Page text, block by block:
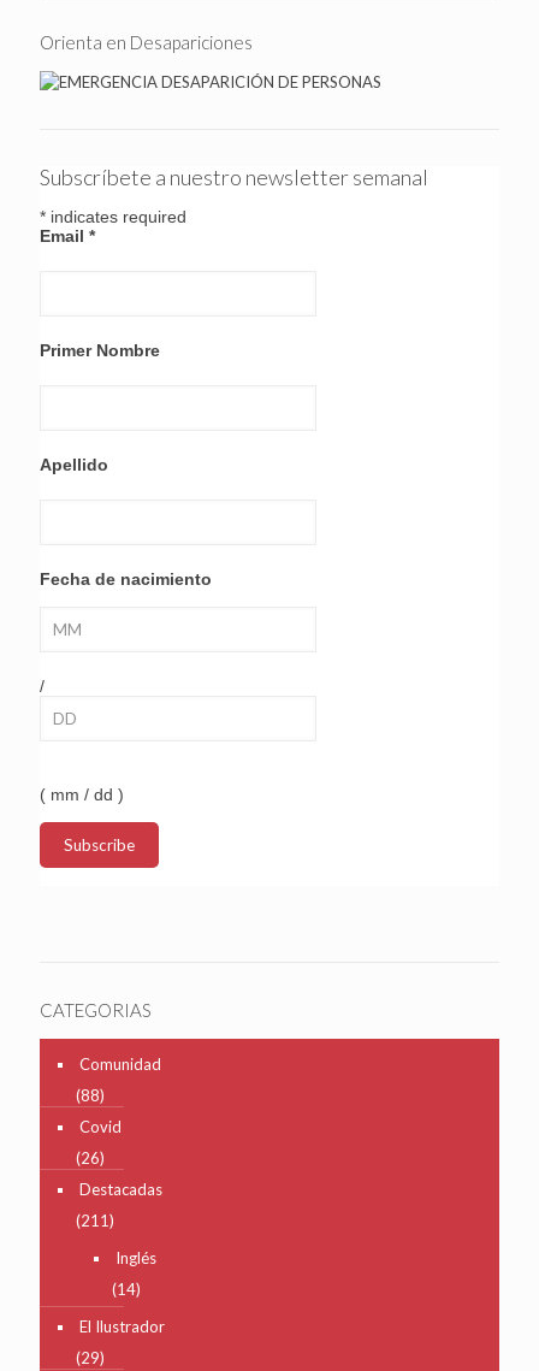
Orienta en Desapariciones
Subscríbete a nuestro newsletter semanal
* indicates required
Email *
Primer Nombre
Apellido
Fecha de nacimiento
/
( mm / dd )
CATEGORIAS
Comunidad
(88)
Covid
(26)
Destacadas
(211)
Inglés
(14)
El Ilustrador
(29)